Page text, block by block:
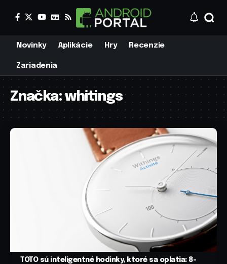
Novinky Aplikácie Hry Recenzie
Zariadenia
Značka:whitings
TOTO sú inteligentné hodinky, ktoré sa oplatia: 8-